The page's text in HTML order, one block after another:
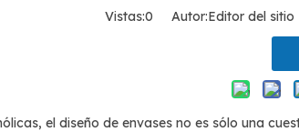
Vistas:0 Autor:Editor del
el diseño de envases no es sólo una